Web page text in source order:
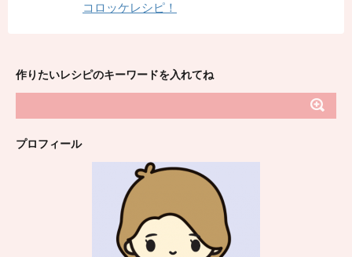
コロッケレシピ！
作りたいレシピのキーワードを入れてね
プロフィール